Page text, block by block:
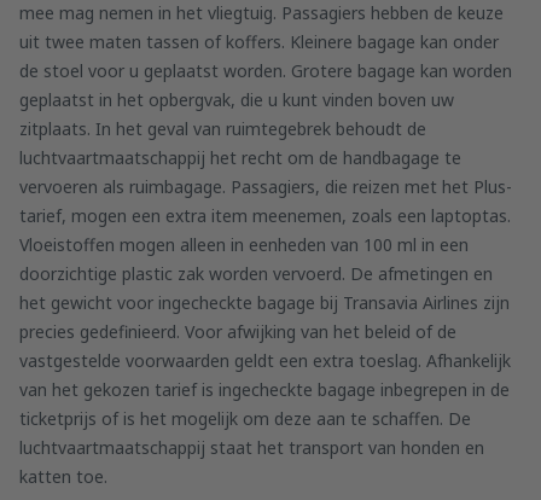
mee mag nemen in het vliegtuig. Passagiers hebben de keuze
uit twee maten tassen of koffers. Kleinere bagage kan onder
de stoel voor u geplaatst worden. Grotere bagage kan worden
geplaatst in het opbergvak, die u kunt vinden boven uw
zitplaats. In het geval van ruimtegebrek behoudt de
luchtvaartmaatschappij het recht om de handbagage te
vervoeren als ruimbagage. Passagiers, die reizen met het Plus-
tarief, mogen een extra item meenemen, zoals een laptoptas.
Vloeistoffen mogen alleen in eenheden van 100 ml in een
doorzichtige plastic zak worden vervoerd. De afmetingen en
het gewicht voor ingecheckte bagage bij Transavia Airlines zijn
precies gedefinieerd. Voor afwijking van het beleid of de
vastgestelde voorwaarden geldt een extra toeslag. Afhankelijk
van het gekozen tarief is ingecheckte bagage inbegrepen in de
ticketprijs of is het mogelijk om deze aan te schaffen. De
luchtvaartmaatschappij staat het transport van honden en
katten toe.